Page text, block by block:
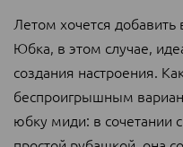
Летом хочется добавить
Юбка, в этом случае,
создания настроения.
беспроигрышным
юбку миди: в сочетании